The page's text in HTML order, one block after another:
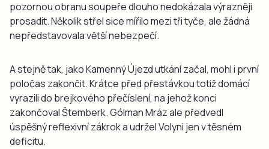
pozornou obranu soupeře dlouho nedokázala výrazněji
prosadit. Několik střel sice mířilo mezi tři tyče, ale žádná
nepředstavovala větší nebezpečí.
A stejně tak, jako Kamenný Újezd utkání začal, mohl i první
poločas zakončit. Krátce před přestávkou totiž domácí
vyrazili do brejkového přečíslení, na jehož konci
zakončoval Štemberk. Gólman Mráz ale předvedl
úspěšný reflexivní zákrok a udržel Volyni jen v těsném
deficitu.